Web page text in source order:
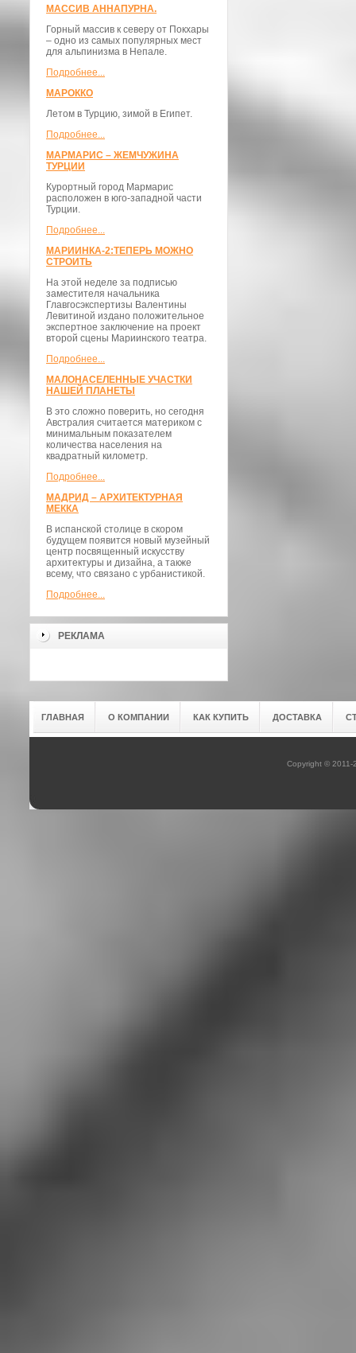
МАССИВ АННАПУРНА.
Горный массив к северу от Покхары
– одно из самых популярных мест
для альпинизма в Непале.
Подробнее...
МАРОККО
Летом в Турцию, зимой в Египет.
Подробнее...
МАРМАРИС – ЖЕМЧУЖИНА
ТУРЦИИ
Курортный город Мармарис
расположен в юго-западной части
Турции.
Подробнее...
МАРИИНКА-2:ТЕПЕРЬ МОЖНО
СТРОИТЬ
На этой неделе за подписью
заместителя начальника
Главгосэкспертизы Валентины
Левитиной издано положительное
экспертное заключение на проект
второй сцены Мариинского театра.
Подробнее...
МАЛОНАСЕЛЕННЫЕ УЧАСТКИ
НАШЕЙ ПЛАНЕТЫ
В это сложно поверить, но сегодня
Австралия считается материком с
минимальным показателем
количества населения на
квадратный километр.
Подробнее...
МАДРИД – АРХИТЕКТУРНАЯ
МЕККА
В испанской столице в скором
будущем появится новый музейный
центр посвященный искусству
архитектуры и дизайна, а также
всему, что связано с урбанистикой.
Подробнее...
РЕКЛАМА
ГЛАВНАЯ О КОМПАНИИ КАК КУПИТЬ ДОСТАВКА
Copyright © 2011-